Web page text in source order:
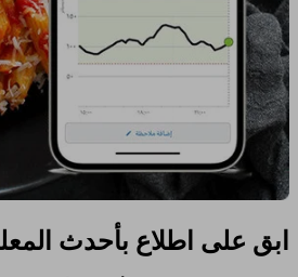
ابق على اطلاع بأحدث